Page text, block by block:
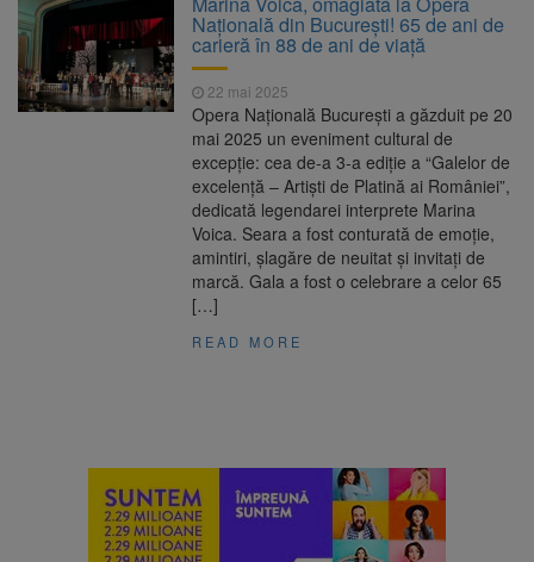
Ormeniș
6 august 2026
AUR a lansat platforma
suspeND.ro pentru urmărirea inițiativei de
suspendare a președintelui Nicușor Dan
6 august 2026
Înalta Curte analizează
dosarul lui Călin Georgescu și Horațiu Potra.
Judecătorii decid dacă începe procesul
Strategia națională pentru
biodiversitate 2026-2030, adoptată de Senat.
Proiectul merge la promulgare
Națională din București! 65 de ani de
carieră în 88 de ani de viață
22 mai 2025
Opera Națională București a găzduit pe 20
mai 2025 un eveniment cultural de
excepție: cea de-a 3-a ediție a “Galelor de
excelență – Artiști de Platină ai României”,
dedicată legendarei interprete Marina
Voica. Seara a fost conturată de emoție,
amintiri, șlagăre de neuitat și invitați de
marcă. Gala a fost o celebrare a celor 65
[…]
READ MORE